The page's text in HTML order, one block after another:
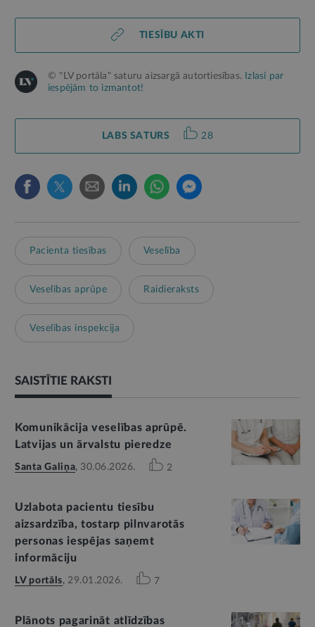
TIESĪBU AKTI
© "LV portāla" saturu aizsargā autortiesības.
Izlasi par
iespējām to izmantot!
LABS SATURS 28
Pacienta tiesības Veselība
Veselības aprūpe Raidieraksts
Veselības inspekcija
SAISTĪTIE RAKSTI
Komunikācija veselības aprūpē.
Latvijas un ārvalstu pieredze
Santa Galiņa, 30.06.2026. 2
Uzlabota pacientu tiesību
aizsardzība, tostarp pilnvarotās
personas iespējas saņemt
informāciju
LV portāls, 29.01.2026. 7
Plānots pagarināt atlīdzības